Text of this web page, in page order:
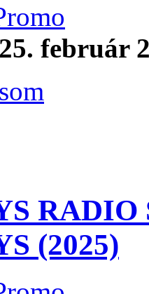
február
RADIO
(2025)